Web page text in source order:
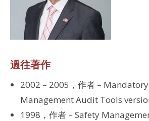
過往著作
2002 – 2005，作者 –
Management Audit Tools
1998，作者 – Safety